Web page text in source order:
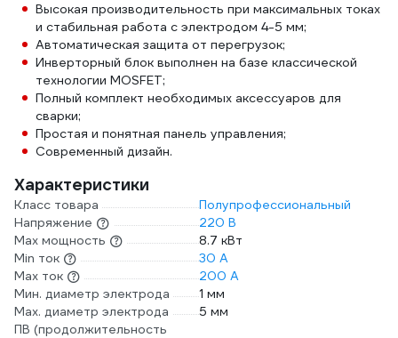
Высокая производительность при максимальных токах
и стабильная работа с электродом 4-5 мм;
Автоматическая защита от перегрузок;
Инверторный блок выполнен на базе классической
технологии MOSFET;
Полный комплект необходимых аксессуаров для
сварки;
Простая и понятная панель управления;
Современный дизайн.
Характеристики
Класс товара
Полупрофессиональный
Напряжение
220 В
Max мощность
8.7 кВт
Min ток
30 А
Max ток
200 А
Мин. диаметр электрода
1 мм
Мах. диаметр электрода
5 мм
ПВ (продолжительность